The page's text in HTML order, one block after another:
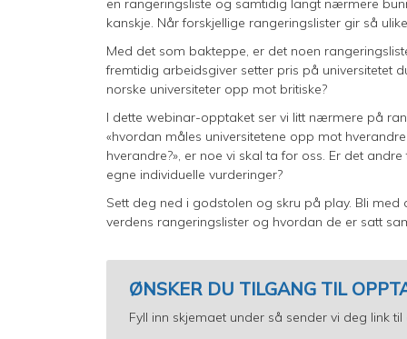
en rangeringsliste og samtidig langt nærmere
kanskje. Når forskjellige rangeringslister gir så
Med det som bakteppe, er det noen
fremtidig arbeidsgiver setter pris på universitetet
norske universiteter opp mot britiske?
I dette webinar-opptaket ser vi litt nærmere på
«hvordan måles universitetene opp mot
hverandre?», er noe vi skal ta for oss. Er det
egne individuelle vurderinger?
Sett deg ned i godstolen og skru på play. Bli
verdens rangeringslister og hvordan de er satt
ØNSKER DU TILGANG TIL
Fyll inn skjemaet under så sender vi deg link